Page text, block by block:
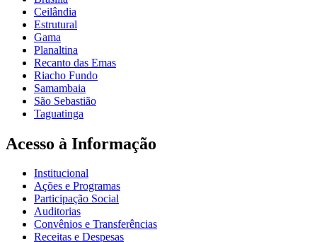
Ceilândia
Estrutural
Gama
Planaltina
Recanto das Emas
Riacho Fundo
Samambaia
São Sebastião
Taguatinga
Acesso à Informação
Institucional
Ações e Programas
Participação Social
Auditorias
Convênios e Transferências
Receitas e Despesas